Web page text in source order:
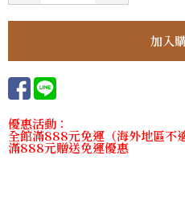
優惠活動：
全館滿888元免運（海外地區不
滿888元贈送免運優惠